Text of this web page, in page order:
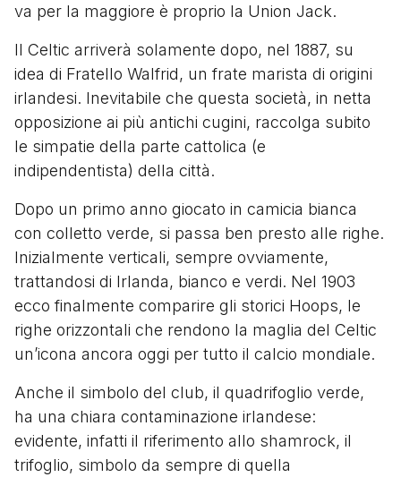
va per la maggiore è proprio la Union Jack.
Il Celtic arriverà solamente dopo, nel 1887, su
idea di Fratello Walfrid, un frate marista di origini
irlandesi. Inevitabile che questa società, in netta
opposizione ai più antichi cugini, raccolga subito
le simpatie della parte cattolica (e
indipendentista) della città.
Dopo un primo anno giocato in camicia bianca
con colletto verde, si passa ben presto alle righe.
Inizialmente verticali, sempre ovviamente,
trattandosi di Irlanda, bianco e verdi. Nel 1903
ecco finalmente comparire gli storici Hoops, le
righe orizzontali che rendono la maglia del Celtic
un’icona ancora oggi per tutto il calcio mondiale.
Anche il simbolo del club, il quadrifoglio verde,
ha una chiara contaminazione irlandese:
evidente, infatti il riferimento allo shamrock, il
trifoglio, simbolo da sempre di quella